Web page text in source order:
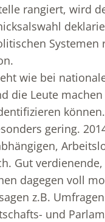
rangiert, wird
wie bei
die Leute
gering.
Gut
dagegen voll
z.B.
und